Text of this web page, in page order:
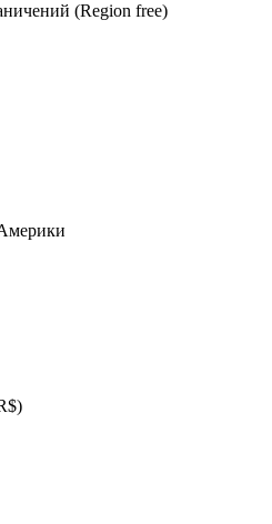
(Region free)